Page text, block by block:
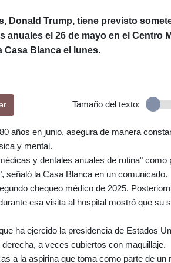
Donald Trump, tiene previsto
anuales el 26 de mayo en el Centro
Casa Blanca el lunes.
Tamaño del texto:
años en junio, asegura de manera
y mental.
y dentales anuales de rutina" como
señaló la Casa Blanca en un comunicado.
chequeo médico de 2025.
esa visita al hospital mostró que su
ha ejercido la presidencia de Estados
a veces cubiertos con maquillaje.
a la aspirina que toma como parte de un